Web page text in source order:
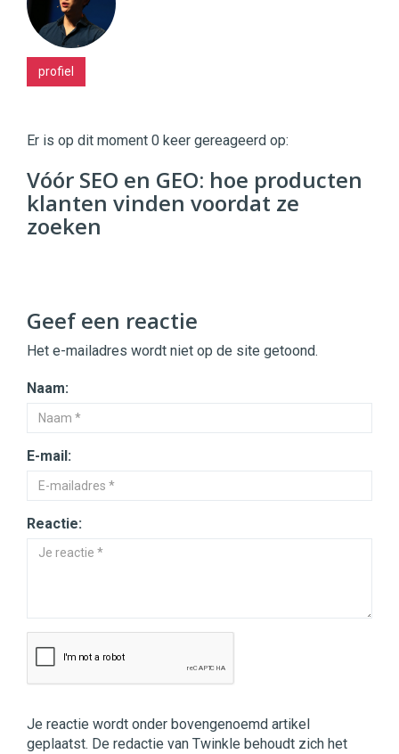
profiel
|
Digital
Commercehttps://twinklemagazine.nl
9654
Er is op dit moment 0 keer gereageerd op:
Vóór SEO en GEO: hoe producten
klanten vinden voordat ze
zoeken
Geef een reactie
Het e-mailadres wordt niet op de site getoond.
Naam:
E-mail:
Reactie:
Je reactie wordt onder bovengenoemd artikel
geplaatst. De redactie van Twinkle behoudt zich het